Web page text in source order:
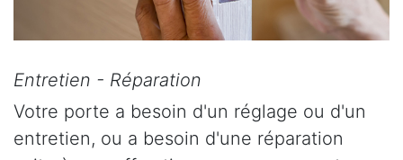
Entretien - Réparation
Votre porte a besoin d'un réglage ou d'un
entretien, ou a besoin d'une réparation